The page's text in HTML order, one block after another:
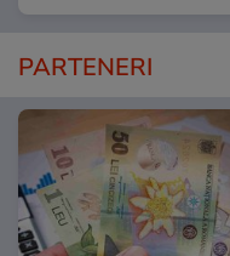
PARTENERI